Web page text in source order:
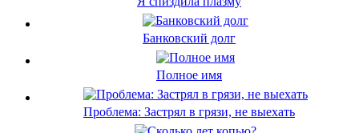
Банковский долг
Полное имя
Проблема: Застрял в грязи, не выехать